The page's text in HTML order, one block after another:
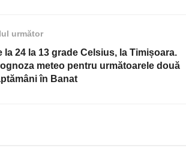
următor
la 24 la 13 grade Celsius, la Timișoara.
meteo pentru următoarele două
în Banat